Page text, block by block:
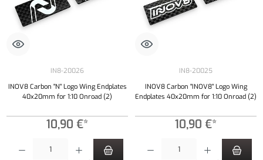
IN8-20026
INOV8 Carbon "N" Logo Wing Endplates
40x20mm for 1:10 Onroad (2)
10,90 €*
IN8-20025
INOV8 Carbon "INOV8" Logo Wing
Endplates 40x20mm for 1:10 Onroad (2)
10,90 €*